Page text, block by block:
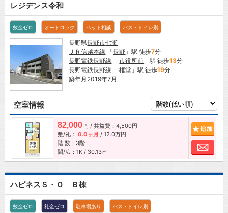
レジデンス令和
敷金ゼロ オートロック ペット相談 バス・トイレ別
長野県長野市七瀬
ＪＲ信越本線 「長野 」駅 徒歩7分
長野電鉄長野線 「市役所前 」駅 徒歩13分
長野電鉄長野線 「権堂 」駅 徒歩19分
築年月2019年7月
空室情報
82,000 円 / 共益費：4,500円
敷/礼： 0.0ヶ月 / 12.0万円
階 数：3階
間/広：1K / 30.13㎡
お
ハピネスＳ・Ｏ Ｂ棟
敷金ゼロ 礼金ゼロ 駐車場あり バス・トイレ別